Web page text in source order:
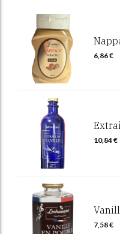
6,86€
10,84€
7,58€